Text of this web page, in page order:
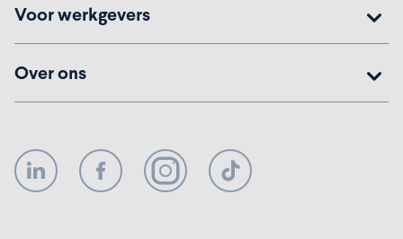
Voor werkgevers
Over ons
LinkedIn FacebookInstagramTikTok